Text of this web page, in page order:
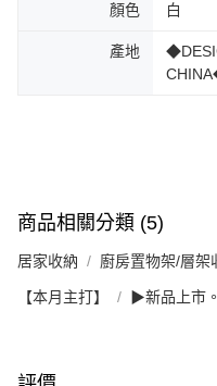
顏色 白
產地
商品相關分類 (5)
居家收納 廚房置物架/層架
【本月主打】 ▶新品上市